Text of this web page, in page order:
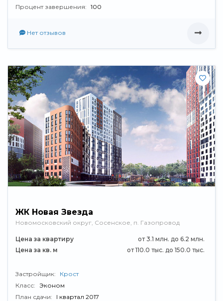
Процент завершения: 100
Нет отзывов
ЖК Новая Звезда
Новомосковский округ, Сосенское, п. Газопровод
Цена за квартиру
от 3.1 млн. до 6.2 млн.
Цена за кв. м
от 110.0 тыс. до 150.0 тыс.
Застройщик:
Крост
Класс: Эконом
План сдачи:
I квартал 2017